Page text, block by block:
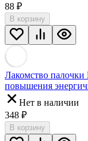
88 ₽
В корзину
Лакомство палочки
повышения
Нет в наличии
348 ₽
В корзину